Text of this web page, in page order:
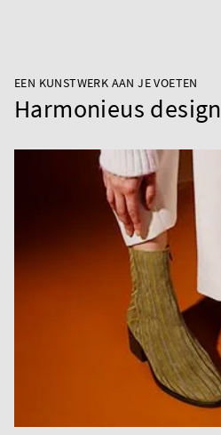
EEN KUNSTWERK AAN JE VOETEN
Harmonieus design